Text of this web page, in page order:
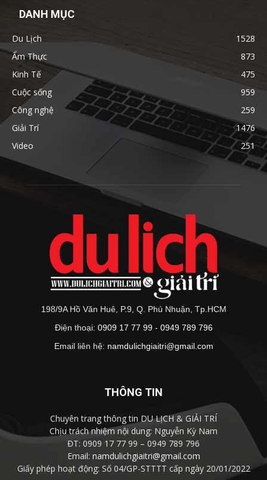
DANH MỤC
Du Lịch
1528
Ẩm Thực
873
Kinh Tế
475
Cuộc sống
959
Công nghệ
259
Giải Trí
1476
Video
251
198/9A Hồ Văn Huê, P.9, Q. Phú Nhuận, Tp.HCM
Điện thoại: 0909 17 77 99 - 0949 789 796
Email liên hệ: namdulichgiaitri@gmail.com
THÔNG TIN
Chuyên trang thông tin DU LỊCH & GIẢI TRÍ
Chịu trách nhiệm nội dung: Nguyễn Kỳ Nam
ĐT: 0909 17 77 99 – 0949 789 796
Email: namdulichgiaitri@gmail.com
Giấy phép hoạt động: Số 04/GP-STTTT cấp ngày 20/01/2022